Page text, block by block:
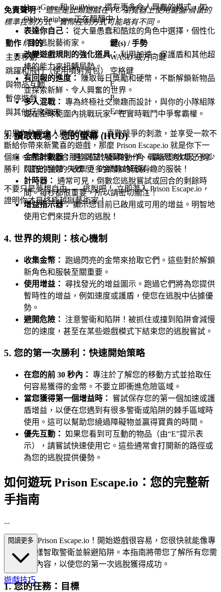
HexaGone 和 RailWay，還有更多令人興奮的模式，如
Obby Rainbow 正在醞釀中！
表達你自己： 從大量愚蠢和酷炫的角色中選擇，個性化
你的逃脫藝術家。
改變遊戲規則的強化道具：利用加速、保護盾和其他超
棒的能力來扭轉局勢。
有回報的進度：
賺取每日獎勵和硬幣，不斷解鎖新物品
並探索新鮮、令人興奮的世界。
多人混戰： 專為終極社交樂趣而設計，與你的小隊組隊
或在全球範圍內挑戰玩家，在實時戰鬥中爭奪霸權。
如果你熱愛令人興奮的挑戰，喜歡競爭的刺激，並享受一款不
斷給你帶來新驚喜的遊戲，那麼 Prison Escape.io 就是你下一
個癮。 它非常適合那些渴望快節奏動作、戰略思考以及分享
勝利（或史詩般的失敗！）的樂趣的玩家。
不要只是夢想自由——逃脫吧！ 立即潛入 Prison Escape.io，
證明你才是終極越獄藝術家！
免責聲明： 這些是此類遊戲在 PC 瀏覽器上使用鍵盤/滑鼠的
標準控制方式。實際控制方式可能略有不同。
動作 / 目的
鍵(s) / 手勢
主要移動
WASD 或方向鍵
跳躍和飛行（使用噴射背包）
空格鍵
與物品互動
E
暫停遊戲
P
與其他玩家聊天
Enter
3. 讀取戰場：您的螢幕 (HUD)
金幣計數器：通常位於螢幕的一角，顯示您收集了多少
閃亮的金幣。收集更多金幣以解鎖有趣的服裝！
計時器： 通常可見，倒數您逃脫嘗試或回合的剩餘時
間。每秒都很重要，所以請密切關注！
增益指示器：顯示您目前已啟用或可用的增益。明智地
使用它們來提升您的逃脫！
4. 世界的規則：核心機制
收集金幣：
跑過閃亮的金幣來拾取它們。這些對於解鎖
新角色和服裝至關重要。
使用增益： 尋找發光的增益圖示。跑過它們將為您提供
暫時性的增益，例如速度或護盾，使您在逃脫中佔據優
勢。
避開危險： 注意警衛和陷阱！被抓住或撞到陷阱會減慢
您的速度，甚至在某些遊戲模式下結束您的逃脫嘗試。
5. 您的第一次勝利：快速開始策略
在您的前 30 秒內： 專注於了解您的移動方式並拾取任
何容易獲得的金幣。不要立即衝進危險區域。
當您獲得第一個增益時：
嘗試保存您的第一個加速或護
盾增益，以便在您遇到有很多警衛或陷阱的棘手區域時
使用。這可以幫助您繞過障礙物並贏得寶貴的時間。
優先互動： 如果您看到可互動的物品（由“E”提示表
示），請嘗試快速使用它。這些通常會打開新的路徑或
為您的逃脫提供優勢。
如何遊玩 Prison Escape.io：您的完整新
手指南
...
歡迎來到 Prison Escape.io！開始遊戲很容易，您很快就能像專
業人士一樣智取警衛並躲避陷阱。本指南將帶您了解所有您需
要知道的內容，以使您的第一次逃脫獲得成功。
1. 您的任務：目標
閱讀更多
遊戲技巧